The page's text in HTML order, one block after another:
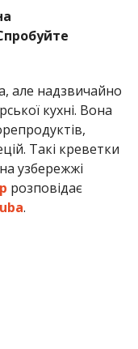
але надзвичайно
кухні. Вона
Такі креветки
на узбережжі
розповідає
.